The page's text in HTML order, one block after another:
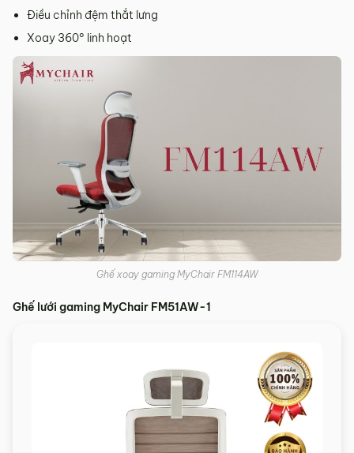
Điều chỉnh đệm thắt lưng
Xoay 360° linh hoạt
Ghế xoay gaming MyChair FM114AW
Ghế lưới gaming MyChair FM51AW-1